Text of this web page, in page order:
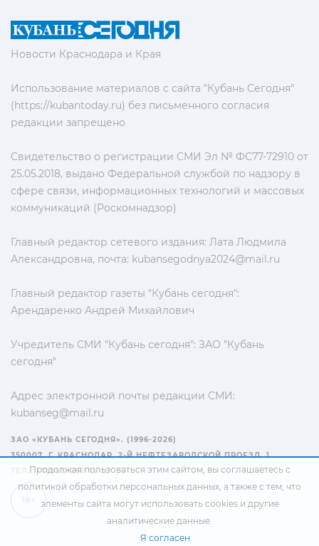
Новости Краснодара и Края
Использование материалов с сайта "Кубань Сегодня"
(https://kubantoday.ru) без письменного согласия
редакции запрещено
Свидетельство о регистрации СМИ Эл № ФС77-72910 от
25.05.2018, выдано Федеральной службой по надзору в
сфере связи, информационных технологий и массовых
коммуникаций (Роскомнадзор)
Главный редактор сетевого издания: Лата Людмила
Александровна, почта: kubansegodnya2024@mail.ru
Главный редактор газеты "Кубань сегодня":
Арендаренко Андрей Михайлович
Учредитель СМИ "Кубань сегодня": ЗАО "Кубань
сегодня"
Адрес электронной почты редакции СМИ:
kubanseg@mail.ru
ЗАО «КУБАНЬ СЕГОДНЯ». (1996-2026)
350007, Г. КРАСНОДАР, 2-Й НЕФТЕЗАВОДСКОЙ ПРОЕЗД, 1
ТЕЛ.: +7(861) 267-15-15
Продолжая пользоваться этим сайтом, вы соглашаетесь с
политикой обработки персональных данных, а также с тем, что
элементы сайта могут использовать cookies и другие
аналитические данные.
Я согласен